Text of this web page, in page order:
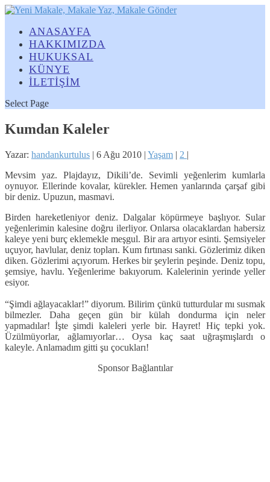
ANASAYFA
HAKKIMIZDA
HUKUKSAL
KÜNYE
İLETİŞİM
Select Page
Kumdan Kaleler
Yazar: handankurtulus | 6 Ağu 2010 | Yaşam | 2 |
Mevsim yaz. Plajdayız, Dikili’de. Sevimli yeğenlerim kumlarla
oynuyor. Ellerinde kovalar, kürekler. Hemen yanlarında çarşaf gibi
bir deniz. Upuzun, masmavi.
Birden hareketleniyor deniz. Dalgalar köpürmeye başlıyor. Sular
yeğenlerimin kalesine doğru ilerliyor. Onlarsa olacaklardan habersiz
kaleye yeni burç eklemekle meşgul. Bir ara artıyor esinti. Şemsiyeler
uçuyor, havlular, deniz topları. Kum fırtınası sanki. Gözlerimiz diken
diken. Gözlerimi açıyorum. Herkes bir şeylerin peşinde. Deniz topu,
şemsiye, havlu. Yeğenlerime bakıyorum. Kalelerinin yerinde yeller
esiyor.
“Şimdi ağlayacaklar!” diyorum. Bilirim çünkü tutturdular mı susmak
bilmezler. Daha geçen gün bir külah dondurma için neler
yapmadılar! İşte şimdi kaleleri yerle bir. Hayret! Hiç tepki yok.
Üzülmüyorlar, ağlamıyorlar… Oysa kaç saat uğraşmışlardı o
kaleyle. Anlamadım gitti şu çocukları!
Sponsor Bağlantılar